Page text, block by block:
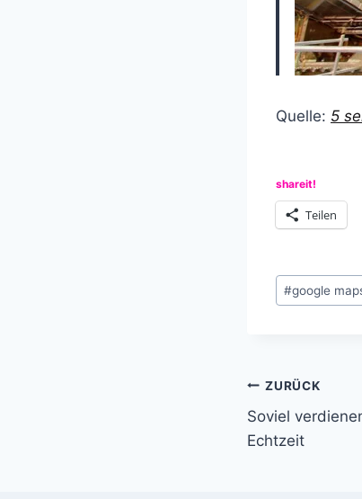
Quelle: 5
shareit!
Teilen
#google
ZURÜCK
Soviel
Echtzeit